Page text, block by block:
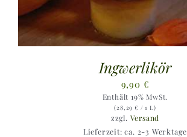
Ingwerlikör
9,90 €
Enthält 19% MwSt.
(28,29€ / 1 L)
zzgl. Versand
Lieferzeit: ca. 2-3 Werktage